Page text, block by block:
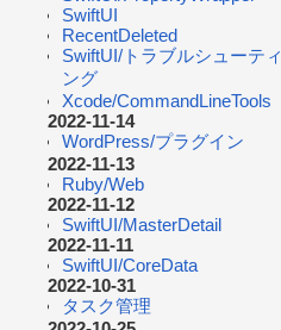
SwiftUI
RecentDeleted
SwiftUI/トラブルシューティ
ング
Xcode/CommandLineTools
2022-11-14
WordPress/プラグイン
2022-11-13
Ruby/Web
2022-11-12
SwiftUI/MasterDetail
2022-11-11
SwiftUI/CoreData
2022-10-31
タスク管理